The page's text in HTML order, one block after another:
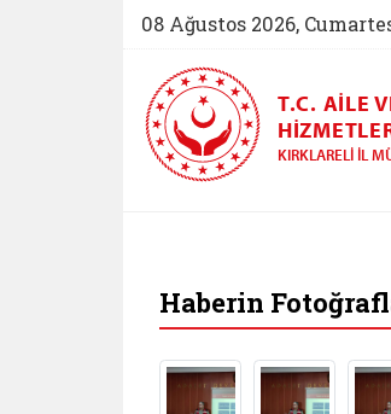
08 Ağustos 2026,
T.C. AILE
KIRKLARELI İL
Haberin